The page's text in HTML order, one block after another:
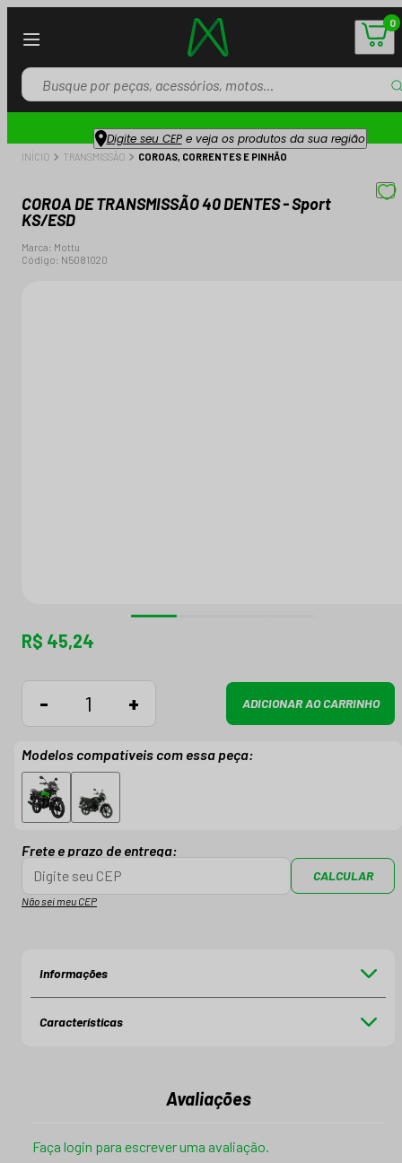
0
Digite seu CEPe veja os produtos da sua região
INÍCIO TRANSMISSÃO COROAS, CORRENTES E PINHÃO
COROA DE TRANSMISSÃO 40 DENTES - Sport
KS/ESD
Marca: Mottu
Código: N5081020
R$ 45,24
- + ADICIONAR AO CARRINHO
Modelos compatíveis com essa peça:
Frete e prazo de entrega:
CALCULAR
Não sei meu CEP
Informações
Características
Avaliações
Faça login para escrever uma avaliação.